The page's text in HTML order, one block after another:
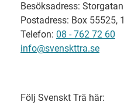
Besöksadress:
Postadress: Box 55525,
Telefon: 08 - 762 72 60
info@svenskttra.se
Följ Svenskt Trä här: